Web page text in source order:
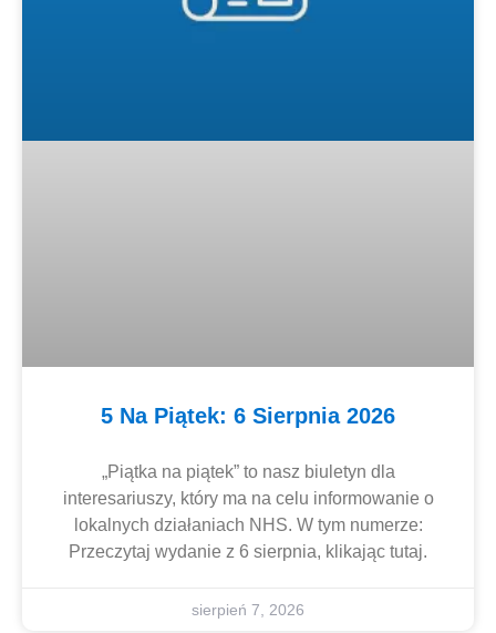
5 Na Piątek: 6 Sierpnia 2026
„Piątka na piątek” to nasz biuletyn dla
interesariuszy, który ma na celu informowanie o
lokalnych działaniach NHS. W tym numerze:
Przeczytaj wydanie z 6 sierpnia, klikając tutaj.
sierpień 7, 2026